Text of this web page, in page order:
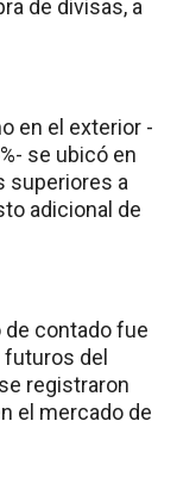
de divisas, a
en el exterior -
se ubicó en
superiores a
adicional de
de contado fue
futuros del
registraron
el mercado de